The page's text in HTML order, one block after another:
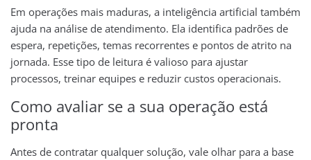
Em operações mais maduras, a inteligência artificial também
ajuda na análise de atendimento. Ela identifica padrões de
espera, repetições, temas recorrentes e pontos de atrito na
jornada. Esse tipo de leitura é valioso para ajustar
processos, treinar equipes e reduzir custos operacionais.
Como avaliar se a sua operação está
pronta
Antes de contratar qualquer solução, vale olhar para a base